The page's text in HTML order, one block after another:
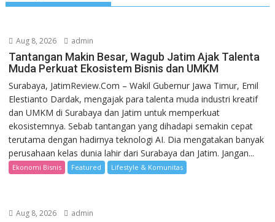
Aug 8, 2026 admin
Tantangan Makin Besar, Wagub Jatim Ajak Talenta
Muda Perkuat Ekosistem Bisnis dan UMKM
Surabaya, JatimReview.Com – Wakil Gubernur Jawa Timur, Emil
Elestianto Dardak, mengajak para talenta muda industri kreatif
dan UMKM di Surabaya dan Jatim untuk memperkuat
ekosistemnya. Sebab tantangan yang dihadapi semakin cepat
terutama dengan hadirnya teknologi AI. Dia mengatakan banyak
perusahaan kelas dunia lahir dari Surabaya dan Jatim. Jangan...
Ekonomi Bisnis Featured Lifestyle & Komunitas
Aug 8, 2026 admin